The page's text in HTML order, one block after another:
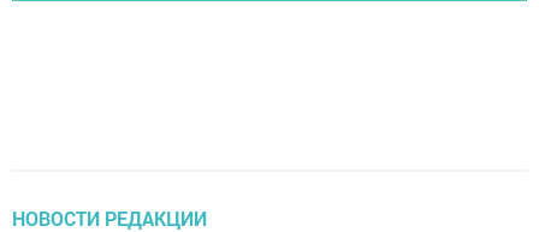
НОВОСТИ РЕДАКЦИИ